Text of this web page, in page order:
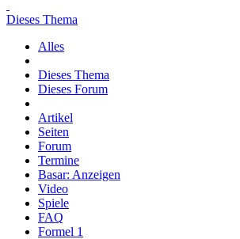
Dieses Thema
Alles
Dieses Thema
Dieses Forum
Artikel
Seiten
Forum
Termine
Basar: Anzeigen
Video
Spiele
FAQ
Formel 1